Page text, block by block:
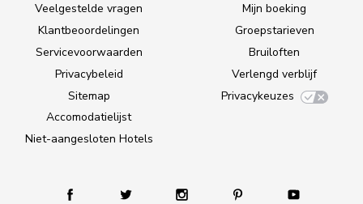
Veelgestelde vragen
Klantbeoordelingen
Servicevoorwaarden
Privacybeleid
Sitemap
Accomodatielijst
Niet-aangesloten Hotels
Mijn boeking
Groepstarieven
Bruiloften
Verlengd verblijf
Privacykeuzes